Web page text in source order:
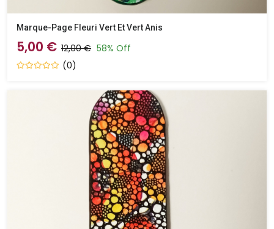
Marque-Page Fleuri Vert Et Vert Anis
5,00 € 12,00 € 58% Off
(0)